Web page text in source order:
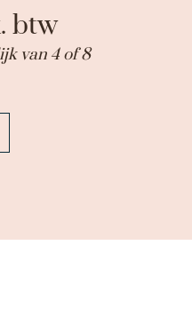
btw
van 4 of 8